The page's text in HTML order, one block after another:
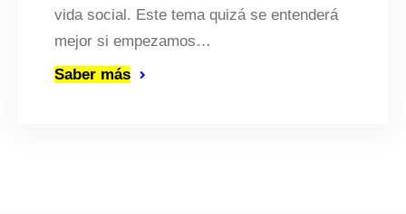
vida social. Este tema quizá se entenderá
mejor si empezamos…
Saber más